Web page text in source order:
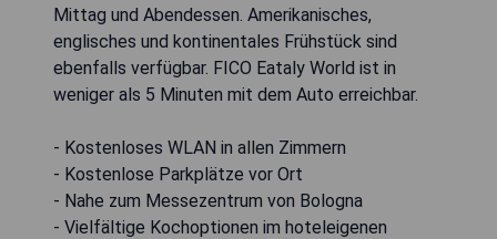
Mittag und Abendessen. Amerikanisches,
englisches und kontinentales Frühstück sind
ebenfalls verfügbar. FICO Eataly World ist in
weniger als 5 Minuten mit dem Auto erreichbar.
- Kostenloses WLAN in allen Zimmern
- Kostenlose Parkplätze vor Ort
- Nahe zum Messezentrum von Bologna
- Vielfältige Kochoptionen im hoteleigenen